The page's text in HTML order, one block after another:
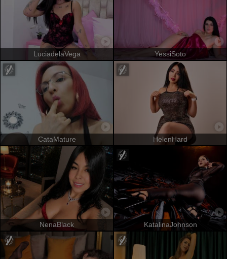
LuciadelaVega YessiSoto
CataMature HelenHard
NenaBlack KatalinaJohnson